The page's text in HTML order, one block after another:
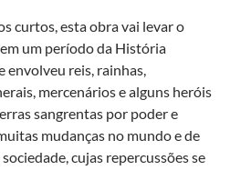
curtos, esta obra vai levar o
um período da História
envolveu reis, rainhas,
mercenários e alguns heróis
sangrentas por poder e
mudanças no mundo e de
cujas repercussões se